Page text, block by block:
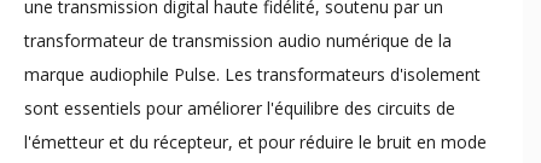
une transmission digital haute fidélité, soutenu par un
transformateur de transmission audio numérique de la
marque audiophile Pulse. Les transformateurs d'isolement
sont essentiels pour améliorer l'équilibre des circuits de
l'émetteur et du récepteur, et pour réduire le bruit en mode